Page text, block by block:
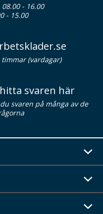
08.00 - 16.00
- 15.00
(vardagar)
svaren här
svaren på många av de